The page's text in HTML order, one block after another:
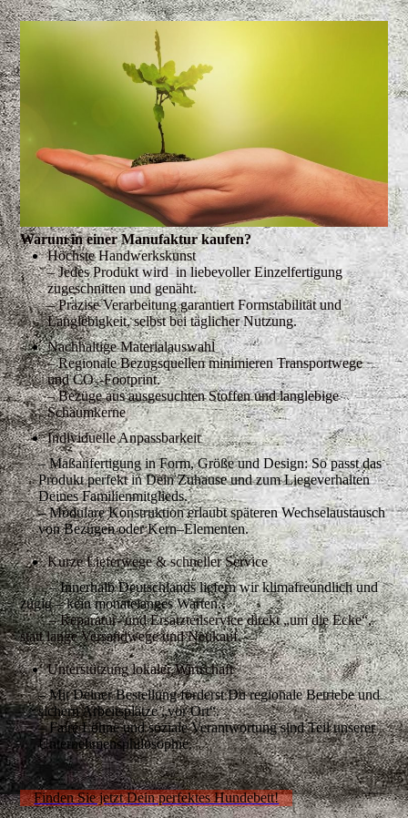
Warum in einer Manufaktur kaufen?
Höchste Handwerkskunst
– Jedes Produkt wird in liebevoller Einzelfertigung
zugeschnitten und genäht.
– Präzise Verarbeitung garantiert Formstabilität und
Langlebigkeit, selbst bei täglicher Nutzung.
Nachhaltige Materialauswahl
– Regionale Bezugsquellen minimieren Transportwege
und CO₂-Footprint.
– Bezüge aus ausgesuchten Stoffen und langlebige
Schaumkerne
Individuelle Anpassbarkeit
– Maßanfertigung in Form, Größe und Design: So passt das
Produkt perfekt in Dein Zuhause und zum Liegeverhalten
Deines Familienmitglieds.
– Modulare Konstruktion erlaubt späteren Wechselaustausch
von Bezügen oder Kern–Elementen.
Kurze Lieferwege & schneller Service
– Innerhalb Deutschlands liefern wir klimafreundlich und
zügig – kein monatelanges Warten.
– Reparatur- und Ersatzteilservice direkt „um die Ecke“,
statt lange Versandwege und Neukauf.
Unterstützung lokaler Wirtschaft
– Mit Deiner Bestellung förderst Du regionale Betriebe und
sichern Arbeitsplätze „vor Ort“.
– Faire Löhne und soziale Verantwortung sind Teil unserer
Unternehmensphilosophie.
Finden Sie jetzt Dein perfektes Hundebett!